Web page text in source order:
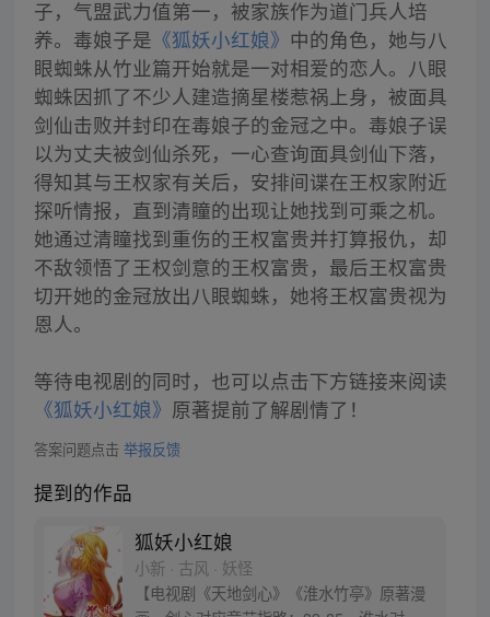
子，气盟武力值第一，被家族作为道门兵人培
养。毒娘子是 《狐妖小红娘》 中的角色，她与八
眼蜘蛛从竹业篇开始就是一对相爱的恋人。八眼
蜘蛛因抓了不少人建造摘星楼惹祸上身，被面具
剑仙击败并封印在毒娘子的金冠之中。毒娘子误
以为丈夫被剑仙杀死，一心查询面具剑仙下落，
得知其与王权家有关后，安排间谍在王权家附近
探听情报，直到清瞳的出现让她找到可乘之机。
她通过清瞳找到重伤的王权富贵并打算报仇，却
不敌领悟了王权剑意的王权富贵，最后王权富贵
切开她的金冠放出八眼蜘蛛，她将王权富贵视为
恩人。
等待电视剧的同时，也可以点击下方链接来阅读
《狐妖小红娘》 原著提前了解剧情了！
答案问题点击 举报反馈
提到的作品
狐妖小红娘
小新 · 古风 · 妖怪
【电视剧《天地剑心》《淮水竹亭》原著漫